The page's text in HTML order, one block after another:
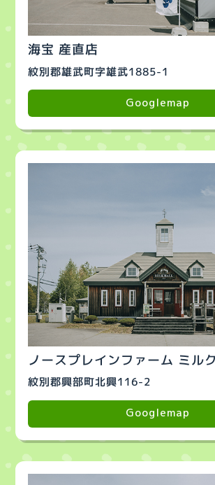
海宝 産直店
紋別郡雄武町字雄武1885-1
Googlemap
ノースプレインファーム ミル
紋別郡興部町北興116-2
Googlemap